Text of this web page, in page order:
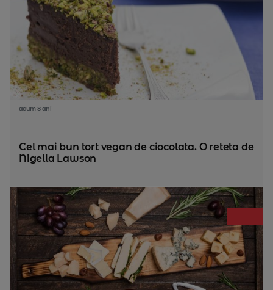
acum 8 ani
Cel mai bun tort vegan de ciocolata. O reteta de
Nigella Lawson